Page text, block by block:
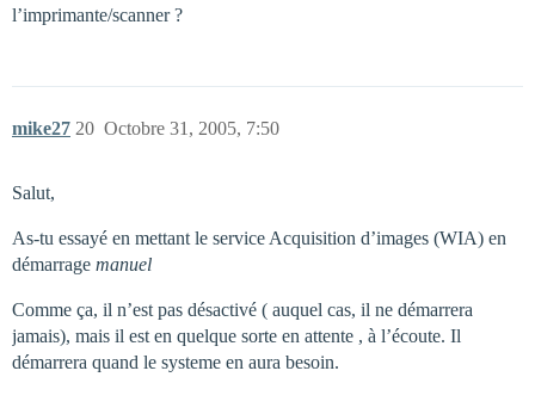
l’imprimante/scanner ?
mike27 Octobre 31, 2005, 7:50
20
Salut,
As-tu essayé en mettant le service Acquisition d’images (WIA) en
démarrage manuel
Comme ça, il n’est pas désactivé ( auquel cas, il ne démarrera
jamais), mais il est en quelque sorte en attente , à l’écoute. Il
démarrera quand le systeme en aura besoin.